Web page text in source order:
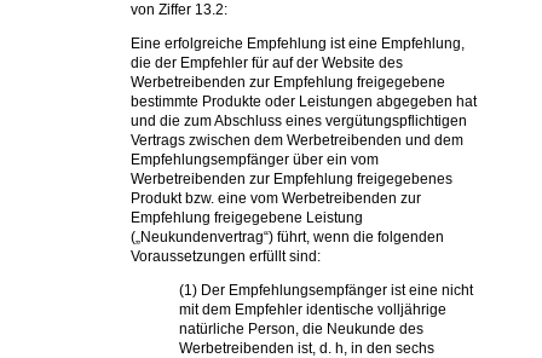
von Ziffer 13.2:
Eine erfolgreiche Empfehlung ist eine Empfehlung,
die der Empfehler für auf der Website des
Werbetreibenden zur Empfehlung freigegebene
bestimmte Produkte oder Leistungen abgegeben hat
und die zum Abschluss eines vergütungspflichtigen
Vertrags zwischen dem Werbetreibenden und dem
Empfehlungsempfänger über ein vom
Werbetreibenden zur Empfehlung freigegebenes
Produkt bzw. eine vom Werbetreibenden zur
Empfehlung freigegebene Leistung
(„Neukundenvertrag“) führt, wenn die folgenden
Voraussetzungen erfüllt sind:
(1) Der Empfehlungsempfänger ist eine nicht
mit dem Empfehler identische volljährige
natürliche Person, die Neukunde des
Werbetreibenden ist, d. h, in den sechs